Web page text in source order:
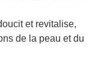
et revitalise,
de la peau et du